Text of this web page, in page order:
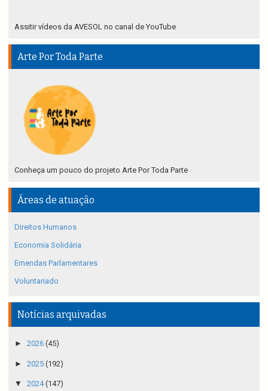
Assitir vídeos da AVESOL no canal de YouTube
Arte Por Toda Parte
Conheça um pouco do projeto Arte Por Toda Parte
Áreas de atuação
Direitos Humanos
Economia Solidária
Emendas Parlamentares
Voluntariado
Notícias arquivadas
► 2026 (45)
► 2025 (192)
▼ 2024(147)